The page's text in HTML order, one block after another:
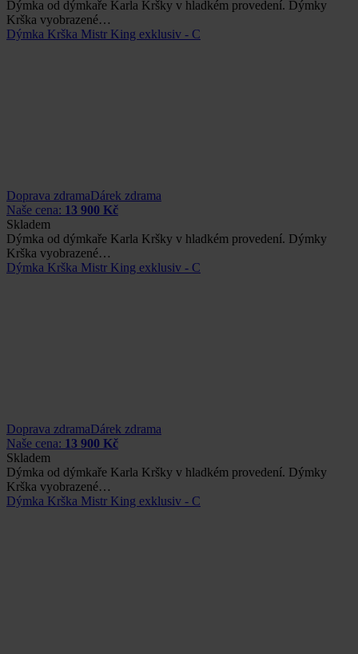
Dýmka od dýmkaře Karla Kršky v hladkém provedení. Dýmky
Krška vyobrazené…
Dýmka Krška Mistr King exklusiv - C
Doprava zdramaDárek zdrama
Naše cena: 13 900 Kč
Skladem
Dýmka od dýmkaře Karla Kršky v hladkém provedení. Dýmky
Krška vyobrazené…
Dýmka Krška Mistr King exklusiv - C
Doprava zdramaDárek zdrama
Naše cena: 13 900 Kč
Skladem
Dýmka od dýmkaře Karla Kršky v hladkém provedení. Dýmky
Krška vyobrazené…
Dýmka Krška Mistr King exklusiv - C